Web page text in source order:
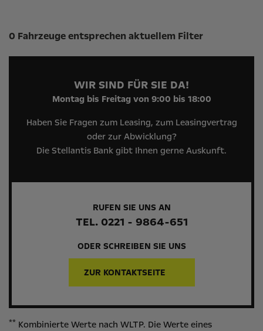
Suchergebnisse
0 Fahrzeuge entsprechen aktuellem Filter
WIR SIND FÜR SIE DA!
Montag bis Freitag von 9:00 bis 18:00
Haben Sie Fragen zum Leasing, zum Leasingvertrag
oder zur Abwicklung?
Die Stellantis Bank gibt Ihnen gerne Auskunft.
RUFEN SIE UNS AN
TEL. 0221 - 9864-651
ODER SCHREIBEN SIE UNS
ZUR KONTAKTSEITE
** Kombinierte Werte nach WLTP. Die Werte eines